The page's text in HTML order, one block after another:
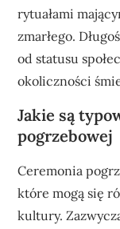
rytuałami
zmarłego.
od statusu
okoliczności
Jakie są
pogrzebowej
Ceremonia
które mogą się
kultury.